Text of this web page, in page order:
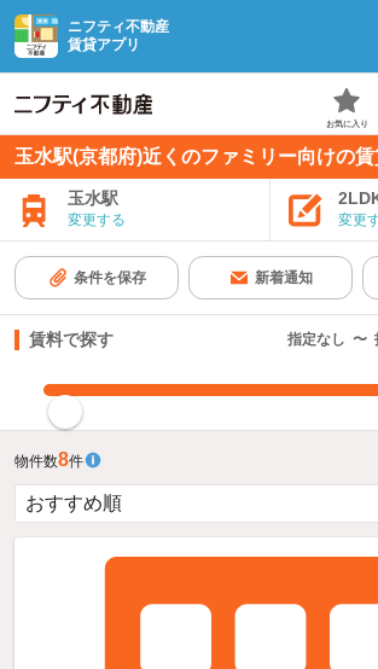
ニフティ不動産
賃貸アプリ
お気に入り
玉水駅(京都府)近くのファミリー向けの
玉水駅
変更する 変更
条件を保存 新着通知
賃料で探す 指定なし 〜
物件数8件